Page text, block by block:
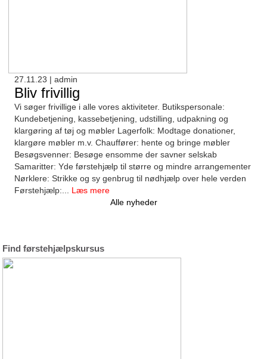
27.11.23 | admin
Bliv frivillig
Vi søger frivillige i alle vores aktiviteter. Butikspersonale:
Kundebetjening, kassebetjening, udstilling, udpakning og
klargøring af tøj og møbler Lagerfolk: Modtage donationer,
klargøre møbler m.v. Chauffører: hente og bringe møbler
Besøgsvenner: Besøge ensomme der savner selskab
Samaritter: Yde førstehjælp til større og mindre arrangementer
Nørklere: Strikke og sy genbrug til nødhjælp over hele verden
Førstehjælp:...
Læs mere
Alle nyheder
Find førstehjælpskursus